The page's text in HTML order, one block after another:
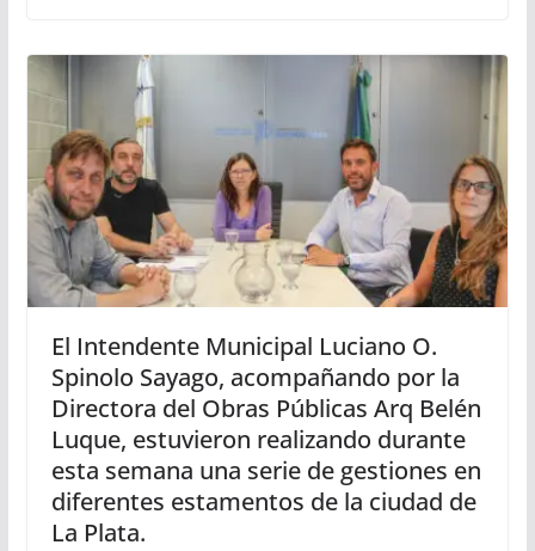
El Intendente Municipal Luciano O.
Spinolo Sayago, acompañando por la
Directora del Obras Públicas Arq Belén
Luque, estuvieron realizando durante
esta semana una serie de gestiones en
diferentes estamentos de la ciudad de
La Plata.